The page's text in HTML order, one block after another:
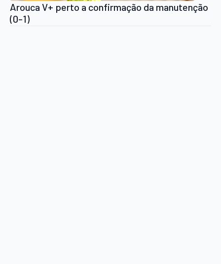
Arouca V+ perto a confirmação da manutenção
(0-1)